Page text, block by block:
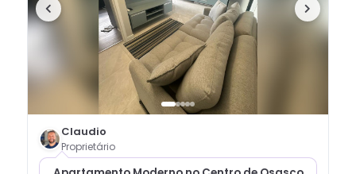
Claudio
Proprietário